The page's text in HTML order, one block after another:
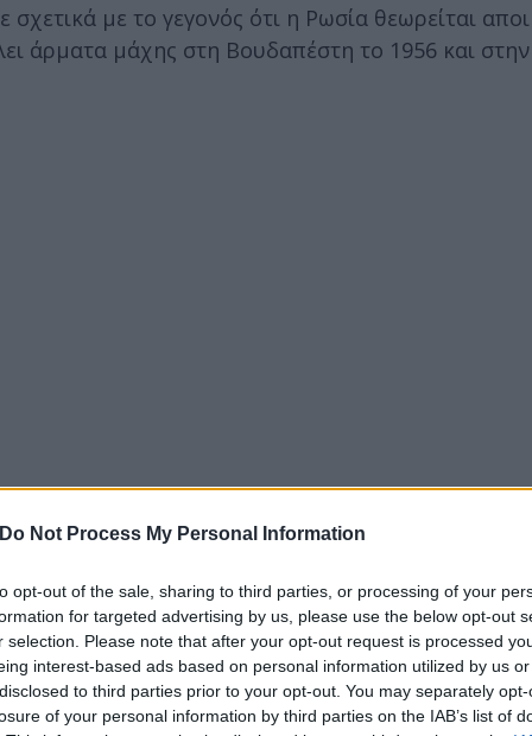
Do Not Process My Personal Information
opt-out of the sale, sharing to third parties, or processing of your
for targeted advertising by us, please use the below opt-out
selection. Please note that after your opt-out request is processed
interest-based ads based on personal information utilized by us
to third parties prior to your opt-out. You may separately
of your personal information by third parties on the IAB’s list of
με το γεγονός ότι η Ρωσία θεωρείται
άρματα μάχης στη Βουδαπέστη το 1956 και
κάτι που βλάπτει τα συμφέροντα άλλων λαών»,
στην Ουκρανία, προκαλώντας τη
Πόλεμο.
Σοβιετική Ένωση. Υποστήριξε πως η